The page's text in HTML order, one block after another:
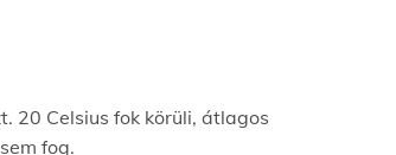
20 Celsius fok körüli, átlagos
fog.